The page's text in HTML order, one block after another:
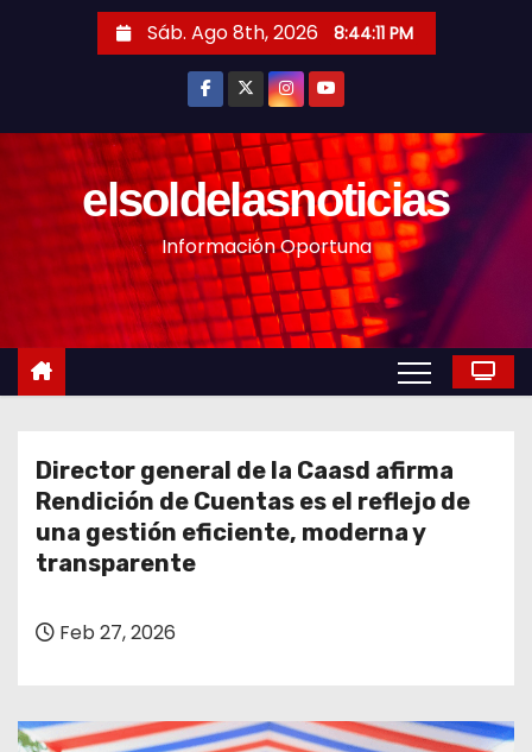
n
Sáb. Ago 8th, 2026 8:44:13 PM
elsoldelasnoticias
Información Oportuna
Director general de la Caasd afirma
Rendición de Cuentas es el reflejo de
una gestión eficiente, moderna y
transparente
Feb 27, 2026